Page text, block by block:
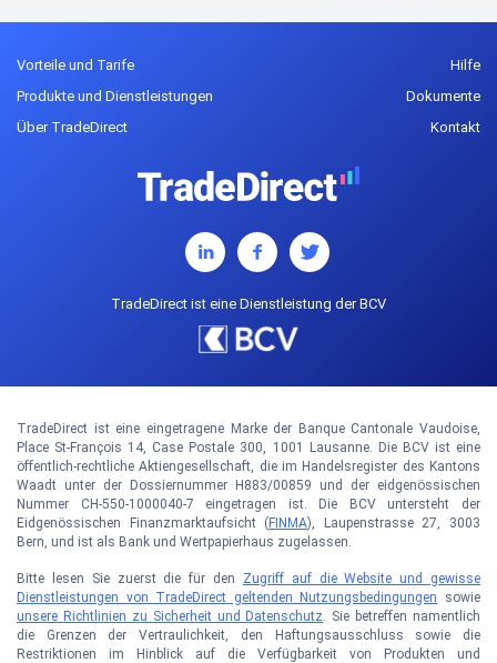
Vorteile und Tarife
Produkte und Dienstleistungen
Über TradeDirect
Hilfe
Dokumente
Kontakt
TradeDirect ist eine Dienstleistung der BCV
TradeDirect ist eine eingetragene Marke der Banque Cantonale Vaudoise,
Place St-François 14, Case Postale 300, 1001 Lausanne. Die BCV ist eine
öffentlich-rechtliche Aktiengesellschaft, die im Handelsregister des Kantons
Waadt unter der Dossiernummer H883/00859 und der eidgenössischen
Nummer CH-550-1000040-7 eingetragen ist. Die BCV untersteht der
Eidgenössischen Finanzmarktaufsicht (FINMA), Laupenstrasse 27, 3003
Bern, und ist als Bank und Wertpapierhaus zugelassen.
Bitte lesen Sie zuerst die für den Zugriff auf die Website und gewisse
Dienstleistungen von TradeDirect geltenden Nutzungsbedingungen
sowie
unsere Richtlinien zu Sicherheit und Datenschutz. Sie betreffen namentlich
die Grenzen der Vertraulichkeit, den Haftungsausschluss sowie die
Restriktionen im Hinblick auf die Verfügbarkeit von Produkten und